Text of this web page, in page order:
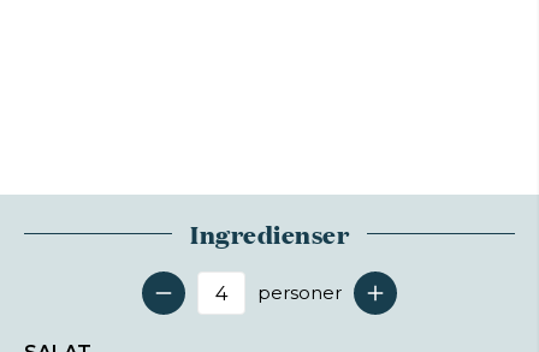
Ingredienser
Antal serveringer
personer